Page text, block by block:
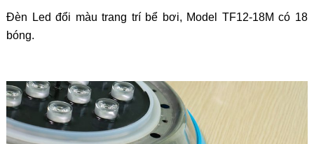
Đèn
Led đổi màu trang trí bể bơi, Model TF12-18M có 18
bóng.